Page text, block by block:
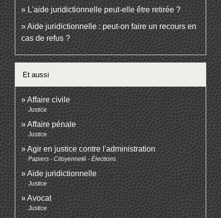
L'aide juridictionnelle peut-elle être retirée ?
Aide juridictionnelle : peut-on faire un recours en
cas de refus ?
Et aussi
Affaire civile
Justice
Affaire pénale
Justice
Agir en justice contre l'administration
Papiers - Citoyenneté - Élections
Aide juridictionnelle
Justice
Avocat
Justice